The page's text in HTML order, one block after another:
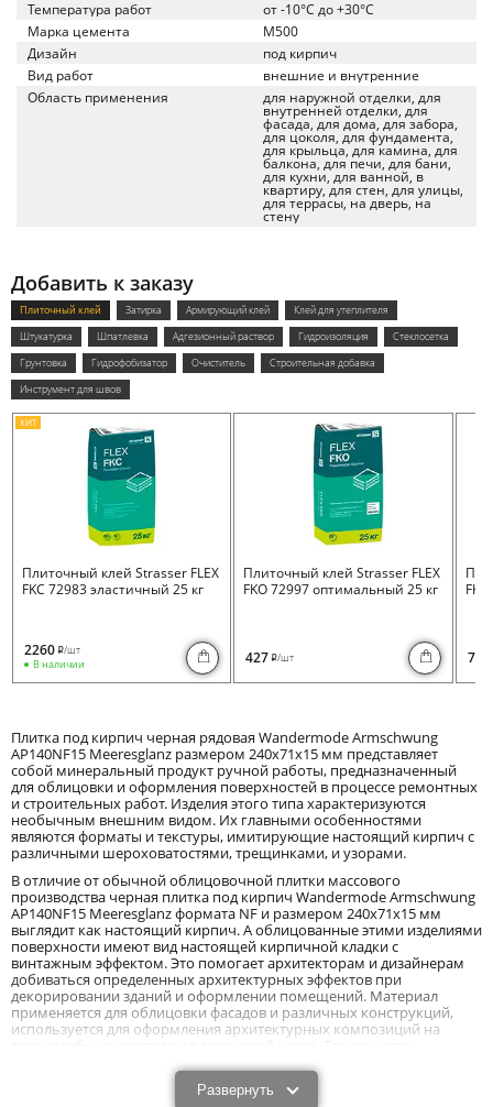
Температура работ
от -10°C до +30°C
Марка цемента
M500
Дизайн
под кирпич
Вид работ
внешние и внутренние
Область применения
для наружной отделки, для
внутренней отделки, для
фасада, для дома, для забора,
для цоколя, для фундамента,
для крыльца, для камина, для
балкона, для печи, для бани,
для кухни, для ванной, в
квартиру, для стен, для улицы,
для террасы, на дверь, на
стену
Добавить к заказу
Плиточный клей Затирка Армирующий клей
Клей для утеплителя
Штукатурка
Шпатлевка Адгезионный раствор Гидроизоляция
Стеклосетка
Грунтовка
Гидрофобизатор Очиститель
Строительная добавка
Инструмент для швов
ХИТ
Плиточный клей Strasser FLEX
FKC 72983 эластичный 25 кг
2260 i/шт
В наличии
Плиточный клей Strasser FLEX
FKO 72997 оптимальный 25 кг
427 i/шт 730
Плитка под кирпич черная рядовая Wandermode Armschwung
AP140NF15 Meeresglanz размером 240x71x15 мм представляет
собой минеральный продукт ручной работы, предназначенный
для облицовки и оформления поверхностей в процессе ремонтных
и строительных работ. Изделия этого типа характеризуются
необычным внешним видом. Их главными особенностями
являются форматы и текстуры, имитирующие настоящий кирпич с
различными шероховатостями, трещинками, и узорами.
В отличие от обычной облицовочной плитки массового
производства черная плитка под кирпич Wandermode Armschwung
AP140NF15 Meeresglanz формата NF и размером 240x71x15 мм
выглядит как настоящий кирпич. А облицованные этими изделиями
поверхности имеют вид настоящей кирпичной кладки с
винтажным эффектом. Это помогает архитекторам и дизайнерам
добиваться определенных архитектурных эффектов при
декорировании зданий и оформлении помещений. Материал
применяется для облицовки фасадов и различных конструкций,
используется для оформления архитектурных композиций на
применяется он и в современных интерьерах.
Особенности и характеристики плитки под
Развернуть